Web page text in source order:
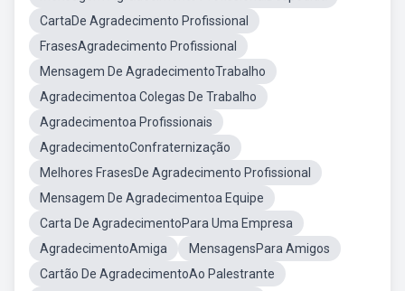
CartaDe Agradecimento Profissional
FrasesAgradecimento Profissional
Mensagem De AgradecimentoTrabalho
Agradecimentoa Colegas De Trabalho
Agradecimentoa Profissionais
AgradecimentoConfraternização
Melhores FrasesDe Agradecimento Profissional
Mensagem De Agradecimentoa Equipe
Carta De AgradecimentoPara Uma Empresa
AgradecimentoAmiga
MensagensPara Amigos
Cartão De AgradecimentoAo Palestrante